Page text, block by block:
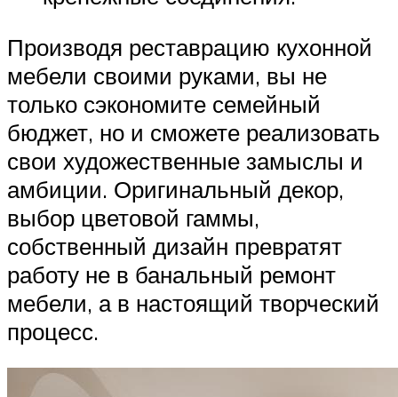
Производя реставрацию кухонной
мебели своими руками, вы не
только сэкономите семейный
бюджет, но и сможете реализовать
свои художественные замыслы и
амбиции. Оригинальный декор,
выбор цветовой гаммы,
собственный дизайн превратят
работу не в банальный ремонт
мебели, а в настоящий творческий
процесс.